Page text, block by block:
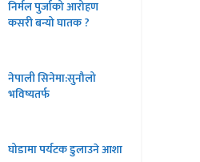
निर्मल पुर्जाको आरोहण
कसरी बन्यो घातक ?
नेपाली सिनेमा:सुनौलो
भविष्यतर्फ
घोडामा पर्यटक डुलाउने आशा